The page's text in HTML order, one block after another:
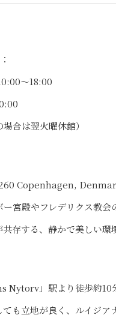
〜18:00
合は翌火曜休館）
Copenhagen,
ー宮殿やフレデリクス教
存する、静かで美しい環
Nytorv」駅より徒歩約10
も立地が良く、ルイジア